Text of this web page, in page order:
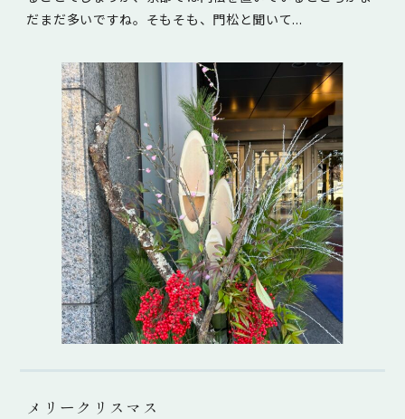
だまだ多いですね。そもそも、門松と聞いて...
メリークリスマス